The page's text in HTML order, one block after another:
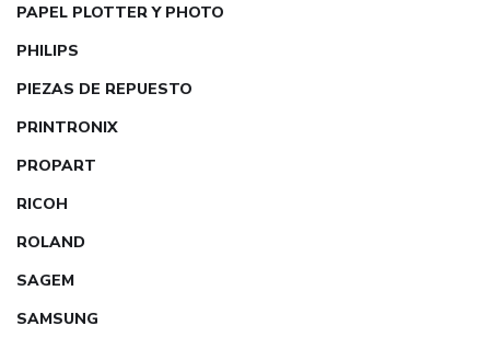
PAPEL PLOTTER Y PHOTO
PHILIPS
PIEZAS DE REPUESTO
PRINTRONIX
PROPART
RICOH
ROLAND
SAGEM
SAMSUNG